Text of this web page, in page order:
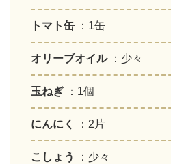
トマト缶 ：1缶
オリーブオイル ：少々
玉ねぎ ：1個
にんにく ：2片
こしょう ：少々